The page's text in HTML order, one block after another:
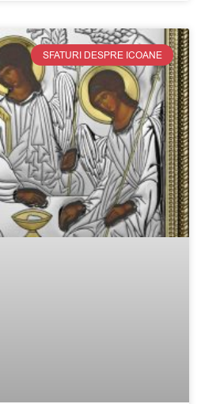
SFATURI DESPRE ICOANE